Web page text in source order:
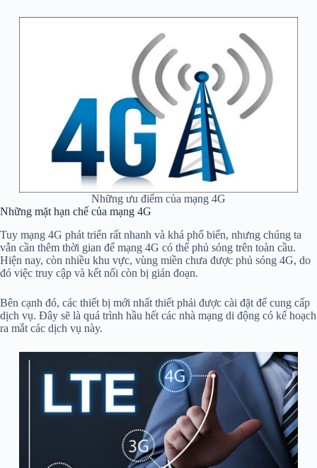
Những ưu điểm của mạng 4G
Những mặt hạn chế của mạng 4G
Tuy mạng 4G phát triển rất nhanh và khá phổ biến, nhưng chúng ta
vẫn cần thêm thời gian để mạng 4G có thể phủ sóng trên toàn cầu.
Hiện nay, còn nhiều khu vực, vùng miền chưa được phủ sóng 4G, do
đó việc truy cập và kết nối còn bị gián đoạn.
Bên cạnh đó, các thiết bị mới nhất thiết phải được cài đặt để cung cấp
dịch vụ. Đây sẽ là quá trình hầu hết các nhà mạng di động có kế hoạch
ra mắt các dịch vụ này.